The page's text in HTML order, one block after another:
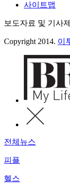
사이트맵
보도자료 및 기사
Copyright 2014. 이
전체뉴스
피플
헬스